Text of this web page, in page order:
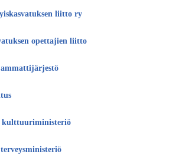
liitto ry
opettajien liitto
kulttuuriministeriö